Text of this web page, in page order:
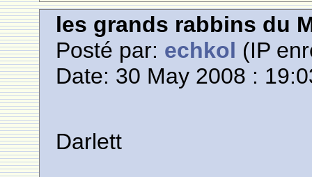
les grands rabbins du
Posté par: echkol (IP
Date: 30 May 2008 :
Darlett